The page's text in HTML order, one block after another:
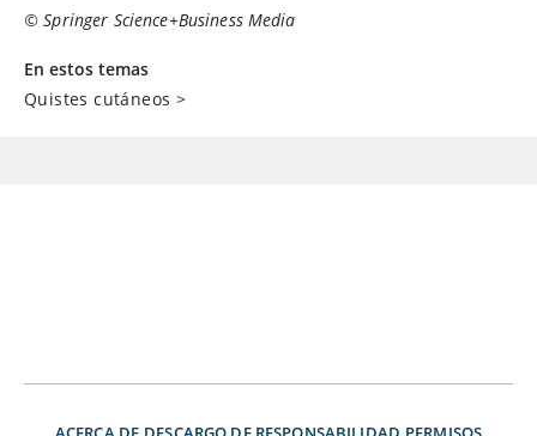
© Springer Science+Business Media
En estos temas
Quistes cutáneos >